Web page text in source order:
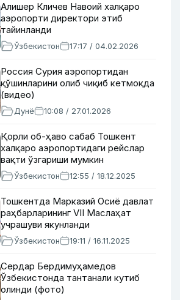
Алишер Кличев Навоий халқаро
аэропорти директори этиб
тайинланди
Ўзбекистон 17:17 / 04.02.2026
Россия Сурия аэропортидан
қўшинларини олиб чиқиб кетмоқда
(видео)
Дунё 10:08 / 27.01.2026
Қорли об-ҳаво сабаб Тошкент
халқаро аэропортидаги рейслар
вақти ўзгариши мумкин
Ўзбекистон 12:55 / 18.12.2025
Тошкентда Марказий Осиё давлат
раҳбарларининг VII Маслаҳат
учрашуви якунланди
Ўзбекистон 19:11 / 16.11.2025
Сердар Бердимуҳамедов
Ўзбекистонда тантанали кутиб
олинди (фото)